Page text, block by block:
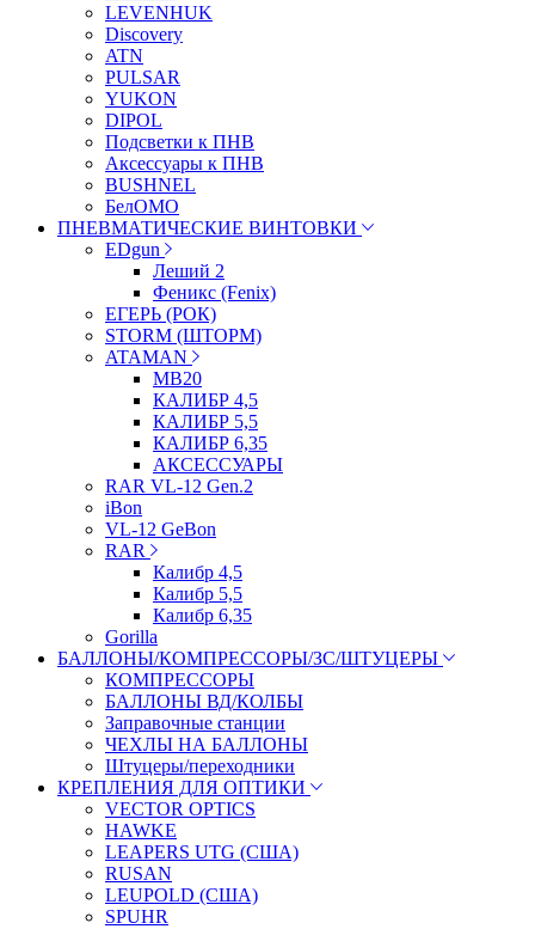
LEVENHUK
Discovery
ATN
PULSAR
YUKON
DIPOL
Подсветки к ПНВ
Аксессуары к ПНВ
BUSHNEL
БелОМО
ПНЕВМАТИЧЕСКИЕ ВИНТОВКИ
EDgun
Леший 2
Феникс (Fenix)
ЕГЕРЬ (РОК)
STORM (ШТОРМ)
ATAMAN
МВ20
КАЛИБР 4,5
КАЛИБР 5,5
КАЛИБР 6,35
АКСЕССУАРЫ
RAR VL-12 Gen.2
iBon
VL-12 GeBon
RAR
Калибр 4,5
Калибр 5,5
Калибр 6,35
Gorilla
БАЛЛОНЫ/КОМПРЕССОРЫ/ЗС/ШТУЦЕРЫ
КОМПРЕССОРЫ
БАЛЛОНЫ ВД/КОЛБЫ
Заправочные станции
ЧЕХЛЫ НА БАЛЛОНЫ
Штуцеры/переходники
КРЕПЛЕНИЯ ДЛЯ ОПТИКИ
VECTOR OPTICS
HAWKE
LEAPERS UTG (США)
RUSAN
LEUPOLD (США)
SPUHR